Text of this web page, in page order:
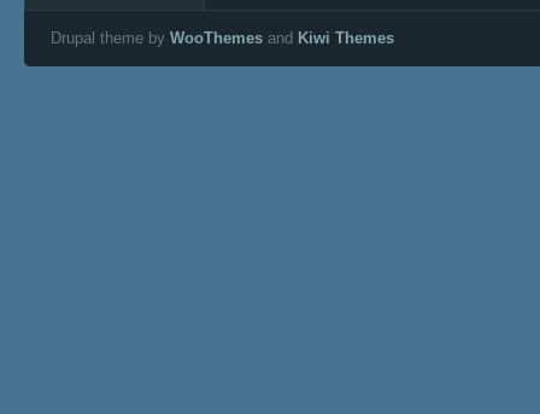
Drupal theme by WooThemes and Kiwi Themes